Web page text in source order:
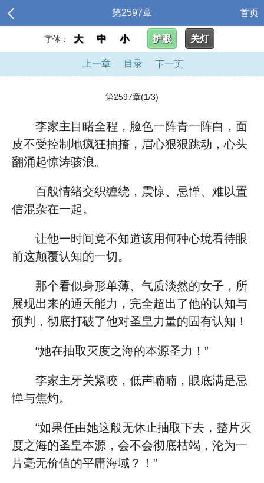
第2597章 首页
字体： 大 中 小 护眼 关灯
上一章 目录 下一页
第2597章(1/3)
李家主目睹全程，脸色一阵青一阵白，面
皮不受控制地疯狂抽搐，眉心狠狠跳动，心头
翻涌起惊涛骇浪。
百般情绪交织缠绕，震惊、忌惮、难以置
信混杂在一起。
让他一时间竟不知道该用何种心境看待眼
前这颠覆认知的一切。
那个看似身形单薄、气质淡然的女子，所
展现出来的通天能力，完全超出了他的认知与
预判，彻底打破了他对圣皇力量的固有认知！
“她在抽取灭度之海的本源圣力！”
李家主牙关紧咬，低声喃喃，眼底满是忌
惮与焦灼。
“如果任由她这般无休止抽取下去，整片灭
度之海的圣皇本源，会不会彻底枯竭，沦为一
片毫无价值的平庸海域？！”